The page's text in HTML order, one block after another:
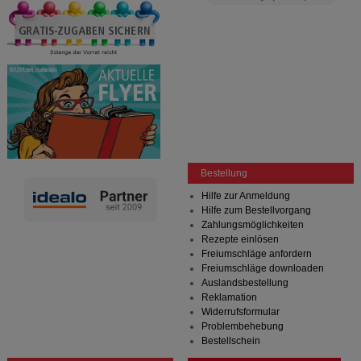
Bestellung
Hilfe zur Anmeldung
Hilfe zum Bestellvorgang
Zahlungsmöglichkeiten
Rezepte einlösen
Freiumschläge anfordern
Freiumschläge downloaden
Auslandsbestellung
Reklamation
Widerrufsformular
Problembehebung
Bestellschein